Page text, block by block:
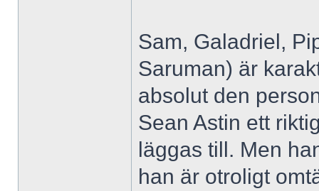
Sam, Galadriel,
Saruman) är
absolut den
Sean Astin ett
läggas till. Men
han är otroligt